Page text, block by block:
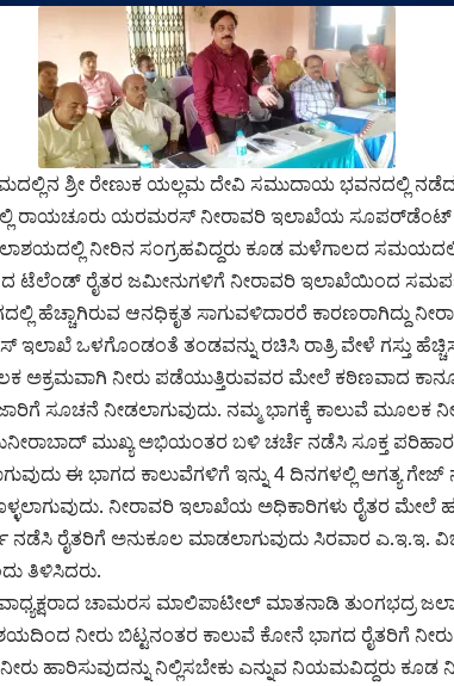
ಶ್ರೀ ರೇಣುಕ ಯಲ್ಲಮ ದೇವಿ ಸಮುದಾಯ ಭವನದಲ್ಲಿ
ರಾಯಚೂರು ಯರಮರಸ್ ನೀರಾವರಿ ಇಲಾಖೆಯ
ನೀರಿನ ಸಂಗ್ರಹವಿದ್ದರು ಕೂಡ ಮಳೆಗಾಲದ
ರೈತರ ಜಮೀನುಗಳಿಗೆ ನೀರಾವರಿ ಇಲಾಖೆಯಿಂದ
ಹೆಚ್ಚಾಗಿರುವ ಆನಧಿಕೃತ ಸಾಗುವಳಿದಾರರೆ ಕಾರಣರಾಗಿದ್ದು
ಒಳಗೊಂಡಂತೆ ತಂಡವನ್ನು ರಚಿಸಿ ರಾತ್ರಿ ವೇಳೆ ಗಸ್ತು
ನೀರು ಪಡೆಯುತ್ತಿರುವವರ ಮೇಲೆ ಕಠಿಣವಾದ
ಸೂಚನೆ ನೀಡಲಾಗುವುದು. ನಮ್ಮ ಭಾಗಕ್ಕೆ ಕಾಲುವೆ ಮೂಲಕ
ಮುಖ್ಯ ಅಭಿಯಂತರ ಬಳಿ ಚರ್ಚೆ ನಡೆಸಿ ಸೂಕ್ತ
ಈ ಭಾಗದ ಕಾಲುವೆಗಳಿಗೆ ಇನ್ನು 4 ದಿನಗಳಲ್ಲಿ ಅಗತ್ಯ ಗೇಜ್
ನೀರಾವರಿ ಇಲಾಖೆಯ ಅಧಿಕಾರಿಗಳು ರೈತರ
ರೈತರಿಗೆ ಅನುಕೂಲ ಮಾಡಲಾಗುವುದು ಸಿರವಾರ ಎ.ಇ.ಇ.
ತಿಳಿಸಿದರು.
ಚಾಮರಸ ಮಾಲಿಪಾಟೀಲ್ ಮಾತನಾಡಿ ತುಂಗಭದ್ರ
ನೀರು ಬಿಟ್ಟನಂತರ ಕಾಲುವೆ ಕೋನೆ ಭಾಗದ ರೈತರಿಗೆ
ಹಾರಿಸುವುದನ್ನು ನಿಲ್ಲಿಸಬೇಕು ಎನ್ನುವ ನಿಯಮವಿದ್ದರು ಕೂಡ